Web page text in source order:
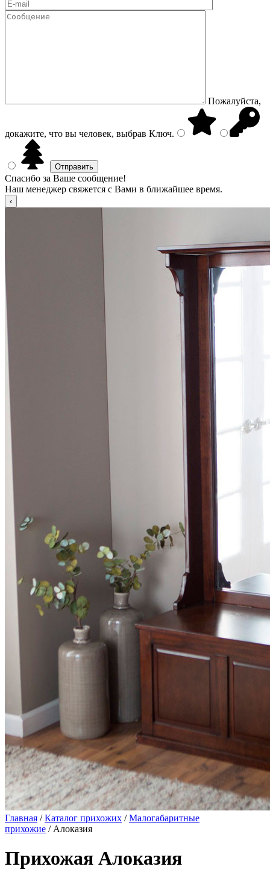
Пожалуйста,
докажите, что вы человек, выбрав Ключ.
Спасибо за Ваше сообщение!
Наш менеджер свяжется с Вами в ближайшее время.
Главная /Каталог прихожих /Малогабаритные
прихожие / Алоказия
Прихожая Алоказия